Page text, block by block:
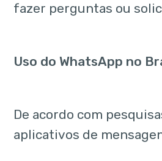
fazer perguntas ou
Uso do WhatsApp no
De acordo com
aplicativos de